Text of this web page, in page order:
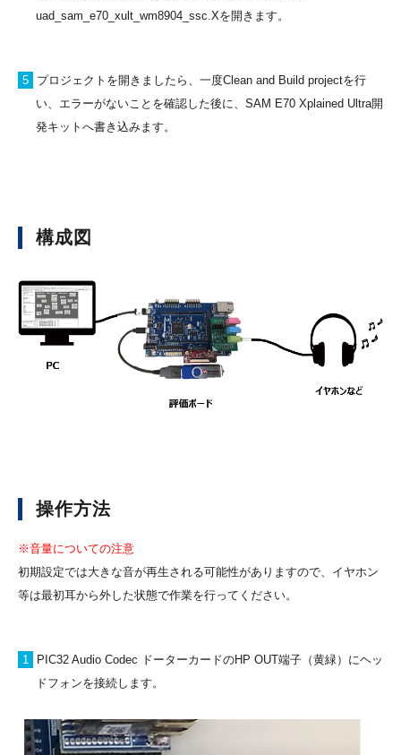
uad_sam_e70_xult_wm8904_ssc.Xを開きます。
5
プロジェクトを開きましたら、一度Clean and Build projectを行
い、エラーがないことを確認した後に、SAM E70 Xplained Ultra開
発キットへ書き込みます。
構成図
操作方法
※音量についての注意
初期設定では大きな音が再生される可能性がありますので、イヤホン
等は最初耳から外した状態で作業を行ってください。
1
PIC32 Audio Codec ドーターカードのHP OUT端子（黄緑）にヘッ
ドフォンを接続します。